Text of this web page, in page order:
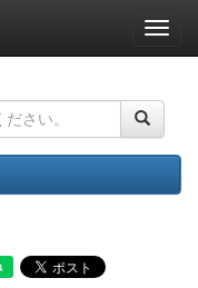
ナ
ビ
ー
ョ
ン